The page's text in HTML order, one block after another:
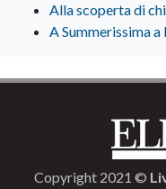
Alla scoperta di
A Summerissima
Copyright 2021 ©